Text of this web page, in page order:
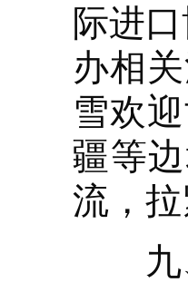
际进
办相
雪欢
疆等
流，
九